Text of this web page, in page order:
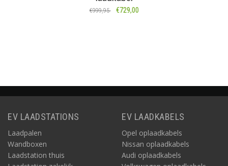
€999,95 €729,00
EV LAADSTATIONS
Laadpalen
Wandboxen
Laadstation thuis
EV LAADKABELS
Opel oplaadkabels
Nissan oplaadkabels
Audi oplaadkabels